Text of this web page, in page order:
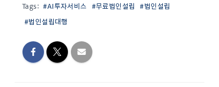
Tags: #AI투자서비스 #무료법인설립 #법인설립
#법인설립대행